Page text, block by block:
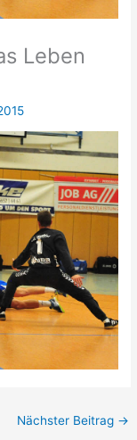
Leben
Nächster Beitrag →